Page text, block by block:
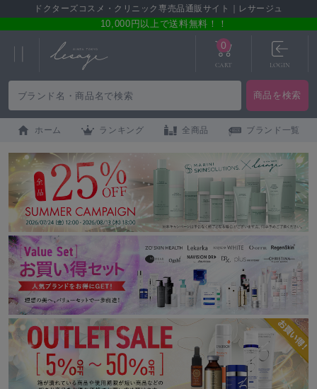
ドクターズコスメ・クリニック専売品通販サイト｜レサージュ
10,000円以上で送料無料！！
0
CART LOGIN
ホーム ランキング 全商品 ブランド一覧